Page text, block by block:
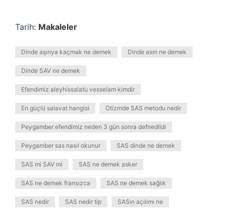
Tarih: Makaleler
Dinde aşırıya kaçmak ne demek Dinde asm ne demek
Dinde SAV ne demek
Efendimiz aleyhissalatu vesselam kimdir
En güçlü salavat hangisi Otizmde SAS metodu nedir
Peygamber efendimiz neden 3 gün sonra defnedildi
Peygamber sas nasıl okunur SAS dinde ne demek
SAS mi SAV mi SAS ne demek asker
SAS ne demek fransızca SAS ne demek sağlık
SAS nedir SAS nedir tip SASın açılımı ne